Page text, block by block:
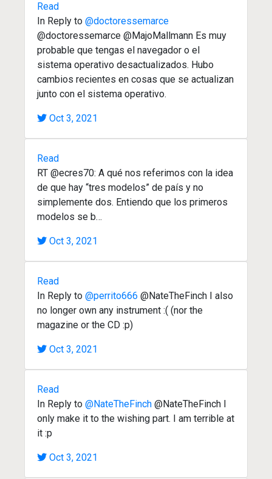
Read
In Reply to @doctoressemarce
@doctoressemarce @MajoMallmann Es muy
probable que tengas el navegador o el
sistema operativo desactualizados. Hubo
cambios recientes en cosas que se actualizan
junto con el sistema operativo.
Oct 3, 2021
Read
RT @ecres70: A qué nos referimos con la idea
de que hay “tres modelos” de país y no
simplemente dos. Entiendo que los primeros
modelos se b…
Oct 3, 2021
Read
In Reply to @perrito666 @NateTheFinch I also
no longer own any instrument :( (nor the
magazine or the CD :p)
Oct 3, 2021
Read
In Reply to @NateTheFinch @NateTheFinch I
only make it to the wishing part. I am terrible at
it :p
Oct 3, 2021